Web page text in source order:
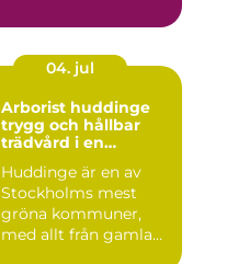
04. jul
Arborist huddinge
trygg och hållbar
trädvård i en
Huddinge är en av
Stockholms mest
gröna kommuner,
med allt från gamla